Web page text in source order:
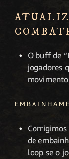
O buff de
jogadores
movimento.
Corrigimos
de
loop se o